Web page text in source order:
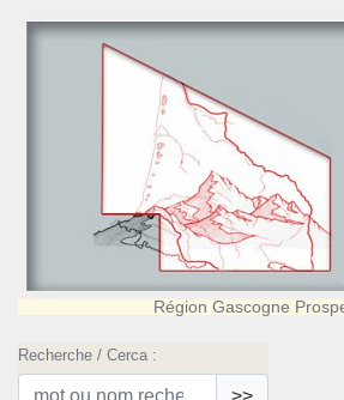
Région Gascogne
Recherche / Cerca :
>>